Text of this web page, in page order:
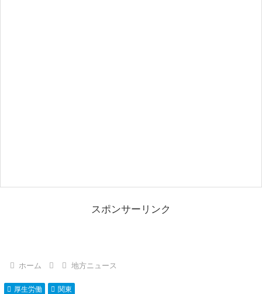
スポンサーリンク
ホーム 地方ニュース
厚生労働 関東